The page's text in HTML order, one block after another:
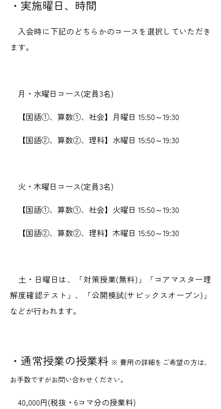
・実施曜日、時間
入会時に下記のどちらかのコースを選択していただき
ます。
月・水曜日コース(定員3名)
【国語①、算数①、社会】月曜日 15:50～19:30
【国語②、算数②、理科】水曜日 15:50～19:30
火・木曜日コース(定員3名)
【国語①、算数①、社会】火曜日 15:50～19:30
【国語②、算数②、理科】木曜日 15:50～19:30
土・日曜日は、「対策授業(無料)」「コアマスター理
解度確認テスト」、「公開模試(サピックスオープン)」
などが行われます。
・通常授業の授業料 ※ 費用の詳細をご希望の方は、
お手数ですがお問い合わせください。
40,000円(税抜・6コマ分の授業料)